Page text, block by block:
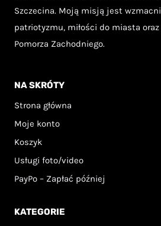
Szczecina. Moją misją jest
patriotyzmu, miłości do miasta
Pomorza Zachodniego.
NA SKRÓTY
Strona główna
Moje konto
Koszyk
Usługi foto/video
PayPo – Zapłać później
KATEGORIE